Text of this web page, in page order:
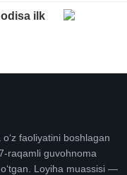
ilk
faoliyatini boshlagan
raqamli guvohnoma
Loyiha muassisi —